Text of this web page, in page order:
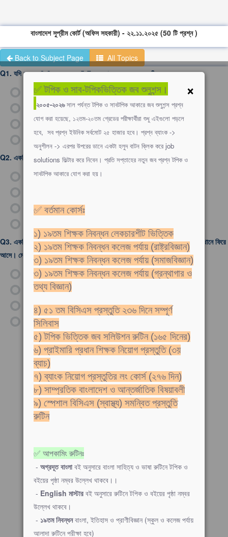
বাংলাদেশ সুপ্রীম কোর্ট (অফিস সহকারী) - ২২.১১.২০২৫ (50 টি প্রশ্ন )
Back to Subject Page
All Topics
Q1. যদি x:y =2:3 এবং y:z =5:7 হয়, তাহলে x:y:z= কত?
6:9:14
10:15:21
2:5:7
3:5:7
Q2. একটি সংখ্যা ৬৫০ থেকে যত বড় ৮২০ থেকে তত ছোট। সংখ্যাটি কত?
৭৩০
৮০০
Q3. একটি নৌকা স্রোতের অনুকূলে ২ ঘণ্টায় ১৫ মাইল যায় এবং ৪ ঘণ্টায় প্রাথমিক অবস্থানে ফিরে
আসে। মোট ভ্রমণে নৌকাটির গড় গতিবেগ কত মাইল?
৪
৭
৬
৫
×
✅ টপিক ও সাব-টপিকভিত্তিক জব শুলুশন্স।
২০০৫-২০২৬সাল পর্যন্ত টপিক ও সাবটপিক আকারে জব শুলুশন্স প্রশ্ন
যোগ করা হয়েছে, ১২তম-২০তম গ্রেডের পরীক্ষার্থীরা শুধু এইগুলো পড়লে
হবে, সব প্রশ্ন ইউনিক সর্বমোট ২৫ হাজার হবে। প্রশ্ন ব্যাংক ->
অনুশীলন -> এরপর উপরের ডানে একটা হলুদ বাটন ক্লিক করে job
solutions ফিল্টার করে নিবেন। প্রতি সপ্তাহের নতুন জব প্রশ্ন টপিক ও
সাবটপিক আকারে যোগ করা হয়।
✅ বর্তমান কোর্সঃ
১) ১৯তম শিক্ষক নিবন্ধন লেকচারশীট ভিত্তিক
২) ১৯তম শিক্ষক নিবন্ধন কলেজ পর্যায় (রাষ্ট্রবিজ্ঞান)
৩) ১৯তম শিক্ষক নিবন্ধন কলেজ পর্যায় (সমাজবিজ্ঞান)
৩) ১৯তম শিক্ষক নিবন্ধন কলেজ পর্যায় (গ্রন্থাগার ও
তথ্য বিজ্ঞান)
৪) ৫১ তম বিসিএস প্রস্তুতি ২৩৬ দিনে সম্পূর্ণ
সিলিবাস
৫) টপিক ভিত্তিক জব সলিউশন রুটিন (১৬৫ দিনের)
৬) প্রাইমারি প্রধান শিক্ষক নিয়োগ প্রস্তুতি (৩য়
ব্যাচ)
৭) ব্যাংক নিয়োগ প্রস্তুতির লং কোর্স (২৭৬ দিন)
৮) সাম্প্রতিক বাংলাদেশ ও আন্তর্জাতিক বিষয়াবলী
৯) স্পেশাল বিসিএস (স্বাস্থ্য) সমন্বিত প্রস্তুতি
রুটিন
✅ আপকামিং রুটিনঃ
- অগ্রদূত বাংলাবই অনুসারে বাংলা সাহিত্য ও ভাষা রুটিনে টপিক ও
বইয়ের পৃষ্ঠা নম্বর উল্লেখ থাকবে।।
- English মাস্টারবই অনুসারে রুটিনে টপিক ও বইয়ের পৃষ্ঠা নম্বর
উল্লেখ থাকবে।
- ১৯তম নিবন্ধনবাংলা, ইতিহাস ও প্রাণীবিজ্ঞান (স্কুল ও কলেজ পর্যায়
আলাদা রুটিনে পরীক্ষা হবে)